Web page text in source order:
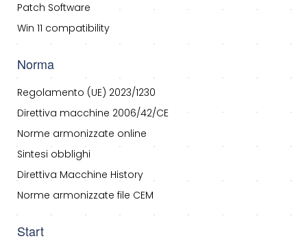
Patch Software
Win 11 compatibility
Norma
Regolamento (UE) 2023/1230
Direttiva macchine 2006/42/CE
Norme armonizzate online
Sintesi obblighi
Direttiva Macchine History
Norme armonizzate file CEM
Start